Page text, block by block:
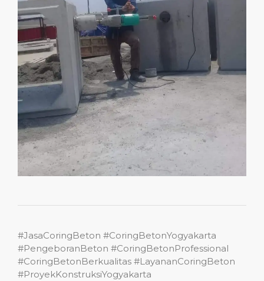
#JasaCoringBeton #CoringBetonYogyakarta
#PengeboranBeton #CoringBetonProfessional
#CoringBetonBerkualitas #LayananCoringBeton
#ProyekKonstruksiYogyakarta